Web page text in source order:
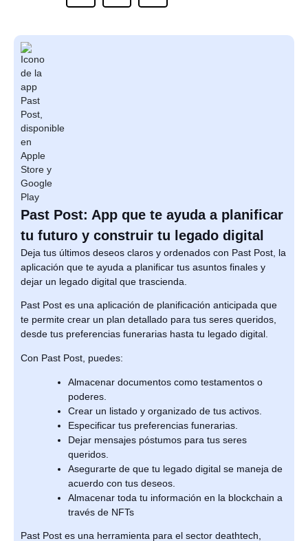
Past Post: App que te ayuda a planificar
tu futuro y construir tu legado digital
Deja tus últimos deseos claros y ordenados con Past Post, la
aplicación que te ayuda a planificar tus asuntos finales y
dejar un legado digital que trascienda.
Past Post es una aplicación de planificación anticipada que
te permite crear un plan detallado para tus seres queridos,
desde tus preferencias funerarias hasta tu legado digital.
Con Past Post, puedes:
Almacenar documentos como testamentos o
poderes.
Crear un listado y organizado de tus activos.
Especificar tus preferencias funerarias.
Dejar mensajes póstumos para tus seres
queridos.
Asegurarte de que tu legado digital se maneja de
acuerdo con tus deseos.
Almacenar toda tu información en la blockchain a
través de NFTs
Past Post es una herramienta para el sector deathtech,